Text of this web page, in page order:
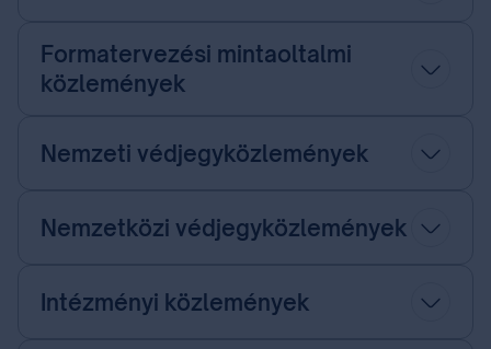
Formatervezési mintaoltalmi
közlemények
Nemzeti védjegyközlemények
Nemzetközi védjegyközlemények
Intézményi közlemények